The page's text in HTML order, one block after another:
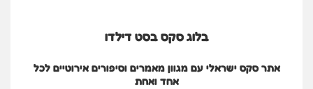
בלוג סקס בסט דילדו
אתר סקס ישראלי עם מגוון מאמרים וסיפורים אירוטיים לכל
אחד ואחת